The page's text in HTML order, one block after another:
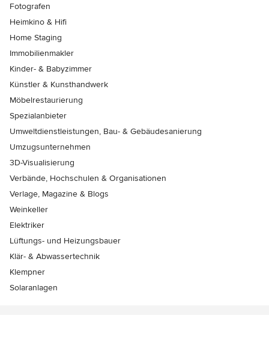
Fotografen
Heimkino & Hifi
Home Staging
Immobilienmakler
Kinder- & Babyzimmer
Künstler & Kunsthandwerk
Möbelrestaurierung
Spezialanbieter
Umweltdienstleistungen, Bau- & Gebäudesanierung
Umzugsunternehmen
3D-Visualisierung
Verbände, Hochschulen & Organisationen
Verlage, Magazine & Blogs
Weinkeller
Elektriker
Lüftungs- und Heizungsbauer
Klär- & Abwassertechnik
Klempner
Solaranlagen